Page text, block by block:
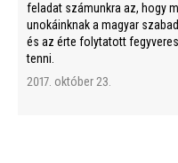
feladat számunkra az, hogy
unokáinknak a magyar
és az érte folytatott
tenni.
2017. október 23.